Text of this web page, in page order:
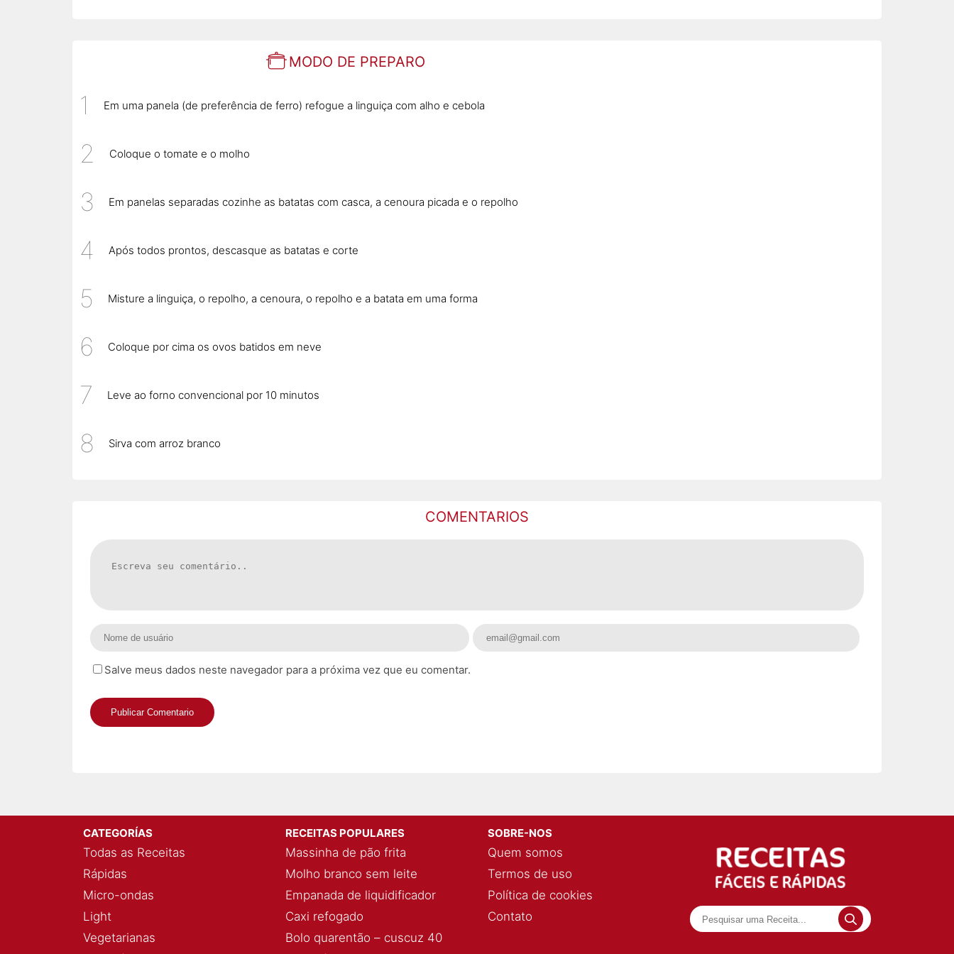
MODO DE PREPARO
Em uma panela (de preferência de ferro) refogue a linguiça com alho e cebola
Coloque o tomate e o molho
Em panelas separadas cozinhe as batatas com casca, a cenoura picada e o repolho
Após todos prontos, descasque as batatas e corte
Misture a linguiça, o repolho, a cenoura, o repolho e a batata em uma forma
Coloque por cima os ovos batidos em neve
Leve ao forno convencional por 10 minutos
Sirva com arroz branco
COMENTARIOS
Salve meus dados neste navegador para a próxima vez que eu comentar.
CATEGORÍAS
Todas as Receitas
Rápidas
Micro-ondas
Light
Vegetarianas
RECEITAS POPULARES
Massinha de pão frita
Molho branco sem leite
Empanada de liquidificador
Caxi refogado
Bolo quarentão – cuscuz 40
SOBRE-NOS
Quem somos
Termos de uso
Política de cookies
Contato